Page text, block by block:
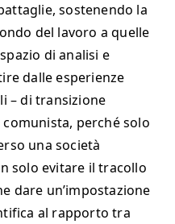
sostenendo la
del lavoro a quelle
di analisi e
dalle esperienze
– di transizione
perché solo
una società
solo evitare il tracollo
dare un’impostazione
al rapporto tra